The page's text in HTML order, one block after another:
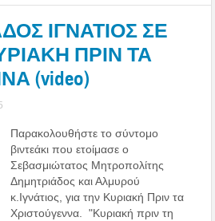
ΙΓΝΑΤΙΟΣ ΣΕ
ΠΡΙΝ ΤΑ
(video)
Παρακολουθήστε το σύντομο
βιντεάκι που ετοίμασε ο
Σεβασμιώτατος Μητροπολίτης
Δημητριάδος και Αλμυρού
κ.Ιγνάτιος, για την Κυριακή Πριν τα
Χριστούγεννα. "Κυριακή πριν τη